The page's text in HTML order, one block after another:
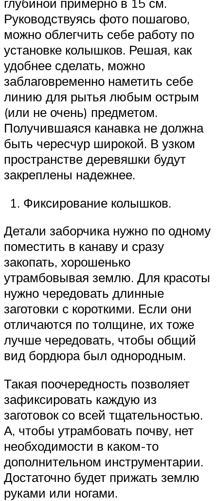
Руководствуясь фото пошагово,
можно облегчить себе работу по
установке колышков. Решая, как
удобнее сделать, можно
заблаговременно наметить себе
линию для рытья любым острым
(или не очень) предметом.
Получившаяся канавка не должна
быть чересчур широкой. В узком
пространстве деревяшки будут
закреплены надежнее.
Фиксирование колышков.
Детали заборчика нужно по одному
поместить в канаву и сразу
закопать, хорошенько
утрамбовывая землю. Для красоты
нужно чередовать длинные
заготовки с короткими. Если они
отличаются по толщине, их тоже
лучше чередовать, чтобы общий
вид бордюра был однородным.
Такая поочередность позволяет
зафиксировать каждую из
заготовок со всей тщательностью.
А, чтобы утрамбовать почву, нет
необходимости в каком-то
дополнительном инструментарии.
Достаточно будет прижать землю
руками или ногами.